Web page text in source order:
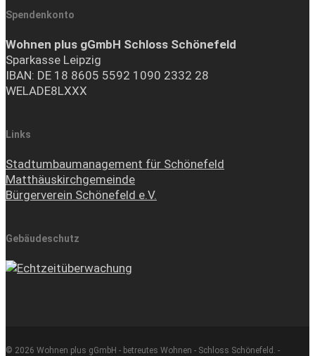
Spendenkonto
Wohnen plus gGmbH Schloss Schönefeld
Sparkasse Leipzig
IBAN: DE 18 8605 5592 1090 2332 28
WELADE8LXXX
Links
Stadtumbaumanagement für Schönefeld
Matthäuskirchgemeinde
Bürgerverein Schönefeld e.V.
Gebäudeschutz
© 2026 Wohnen plus gGmbH - betreutes Wohnen - Schloss Schönefeld. -